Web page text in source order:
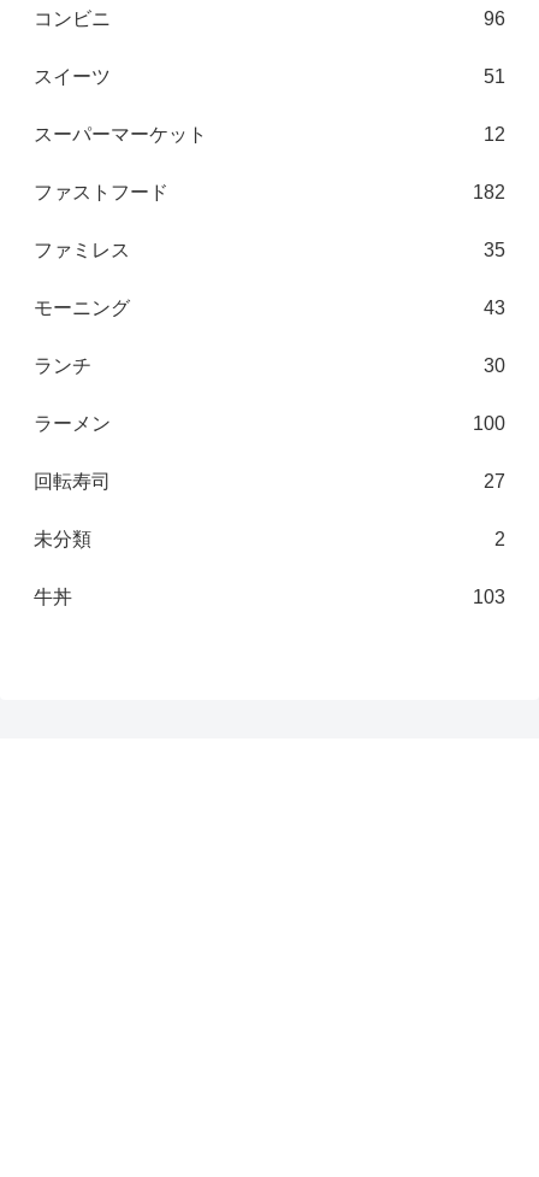
コンビニ 96
スイーツ 51
スーパーマーケット 12
ファストフード 182
ファミレス 35
モーニング 43
ランチ 30
ラーメン 100
回転寿司 27
未分類 2
牛丼 103